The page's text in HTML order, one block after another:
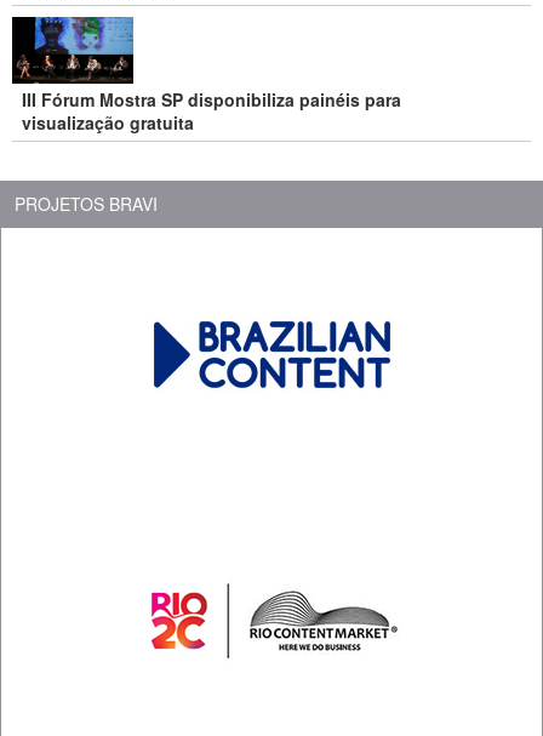
III Fórum Mostra SP disponibiliza painéis para
visualização gratuita
PROJETOS BRAVI